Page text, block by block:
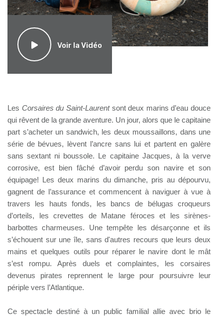
Voir la Vidéo
Les Corsaires du Saint-Laurent sont deux marins d’eau douce
qui rêvent de la grande aventure. Un jour, alors que le capitaine
part s’acheter un sandwich, les deux moussaillons, dans une
série de bévues, lèvent l’ancre sans lui et partent en galère
sans sextant ni boussole. Le capitaine Jacques, à la verve
corrosive, est bien fâché d’avoir perdu son navire et son
équipage! Les deux marins du dimanche, pris au dépourvu,
gagnent de l’assurance et commencent à naviguer à vue à
travers les hauts fonds, les bancs de bélugas croqueurs
d’orteils, les crevettes de Matane féroces et les sirènes-
barbottes charmeuses. Une tempête les désarçonne et ils
s’échouent sur une île, sans d'autres recours que leurs deux
mains et quelques outils pour réparer le navire dont le mât
s’est rompu. Après duels et complaintes, les corsaires
devenus pirates reprennent le large pour poursuivre leur
périple vers l’Atlantique.
Ce spectacle destiné à un public familial allie avec brio le